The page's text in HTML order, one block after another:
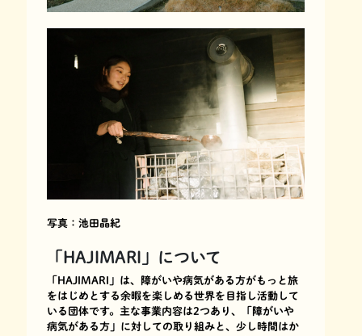
写真：池田晶紀
「HAJIMARI」について
「HAJIMARI」は、障がいや病気がある方がもっと旅
をはじめとする余暇を楽しめる世界を目指し活動して
いる団体です。主な事業内容は2つあり、「障がいや
病気がある方」に対しての取り組みと、少し時間はか